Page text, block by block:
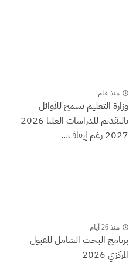
منذ عام
وزارة التعليم تسمح للأوائل
بالتقديم للدراسات العليا 2026–
2027 رغم إيقاف...
منذ 26 أيام
برنامج البحث الشامل للقبول
المركزي 2026